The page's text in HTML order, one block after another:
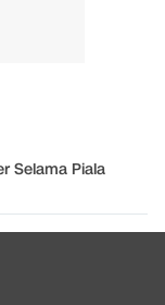
Selama Piala